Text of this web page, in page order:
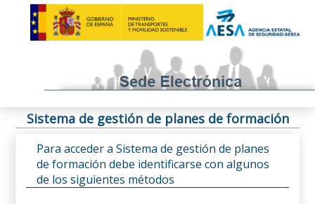
Sistema de gestión de planes de formación
Para acceder a Sistema de gestión de planes
de formación debe identificarse con algunos
de los siguientes métodos